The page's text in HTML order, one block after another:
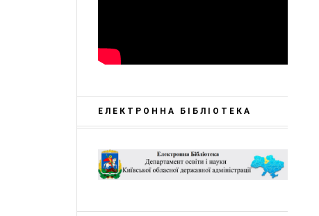
ЕЛЕКТРОННА БІБЛІОТЕКА